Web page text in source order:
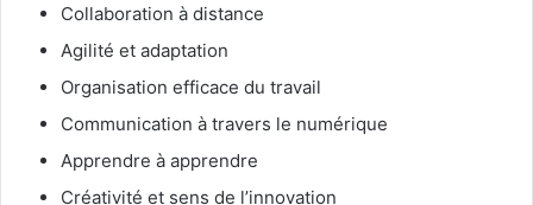
Collaboration à distance
Agilité et adaptation
Organisation efficace du travail
Communication à travers le numérique
Apprendre à apprendre
Créativité et sens de l’innovation